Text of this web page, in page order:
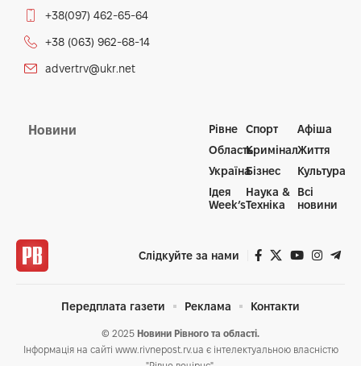
+38(097) 462-65-64
+38 (063) 962-68-14
advertrv@ukr.net
Новини
Рівне
Область
Україна
Ідея
Week’s
Спорт
Кримінал
Бізнес
Наука &
Техніка
Афіша
Життя
Культура
Всі
новини
Слідкуйте за нами
© 2025 Новини Рівного та області.
Інформація на сайті www.rivnepost.rv.ua є інтелектуальною власністю
Передплата газети Реклама Контакти